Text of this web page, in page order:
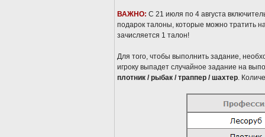
ВАЖНО: С 21 июля по 4 августа
подарок талоны, которые можно тратить
зачисляется 1 талон!
Для того, чтобы выполнить задание,
игроку выпадет случайное задание на
плотник / рыбак / траппер / шахтер.